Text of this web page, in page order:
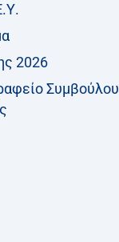
2026
Συμβούλου